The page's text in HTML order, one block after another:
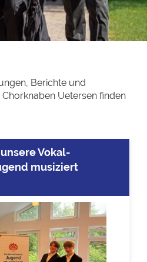
Berichte und
Uetersen finden
Vokal-
musiziert